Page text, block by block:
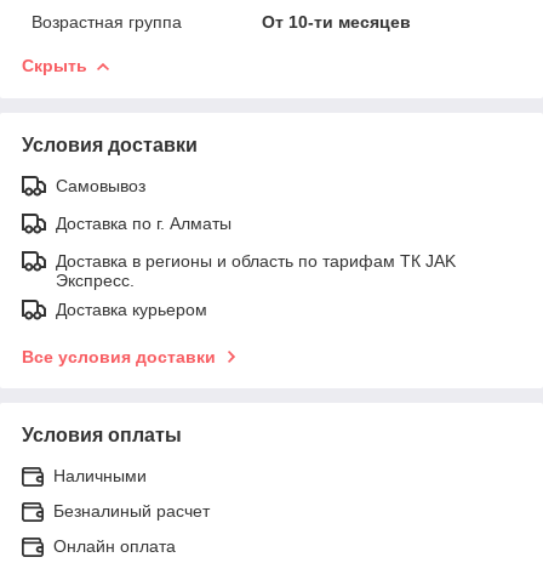
Возрастная группа
От 10-ти месяцев
Скрыть
Условия доставки
Самовывоз
Доставка по г. Алматы
Доставка в регионы и область по тарифам ТК JAK
Экспресс.
Доставка курьером
Все условия доставки
Условия оплаты
Наличными
Безналиный расчет
Онлайн оплата